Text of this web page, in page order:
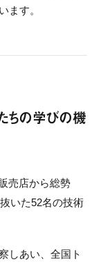
ます。
ちの学びの機
売店から総勢
いた52名の技術
しあい、全国ト